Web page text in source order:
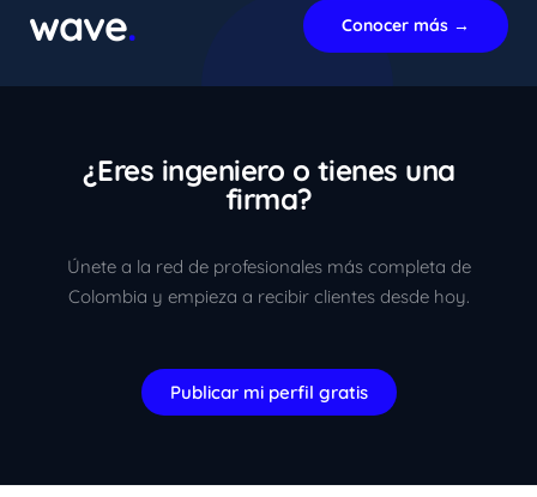
wave. Conocer más →
¿Eres ingeniero o tienes una
firma?
Únete a la red de profesionales más completa de
Colombia y empieza a recibir clientes desde hoy.
Publicar mi perfil gratis